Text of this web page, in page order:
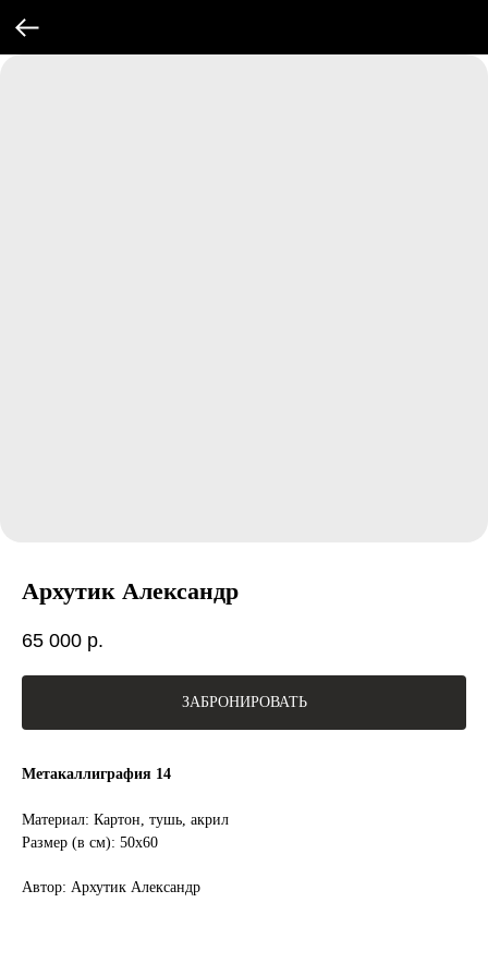
Архутик Александр
65 000 р.
ЗАБРОНИРОВАТЬ
Метакаллиграфия 14
Материал: Картон, тушь, акрил
Размер (в см): 50х60
Автор: Архутик Александр